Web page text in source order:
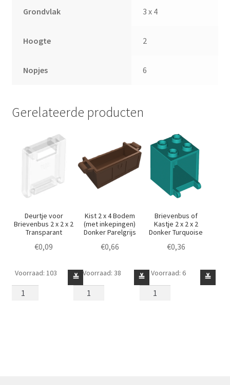
Grondvlak 3 x 4
Hoogte 2
Nopjes 6
Gerelateerde producten
Deurtje voor
Brievenbus 2 x 2 x 2
Transparant
€0,09
Deurtje
voor
≚
Voorraad: 103
Kist 2 x 4 Bodem
(met inkepingen)
Donker Parelgrijs
€0,66
Kist
2
≚
Voorraad: 38
Brievenbus of
Kastje 2 x 2 x 2
Donker Turquoise
€0,36
Brievenbus
of
≚
Voorraad: 6